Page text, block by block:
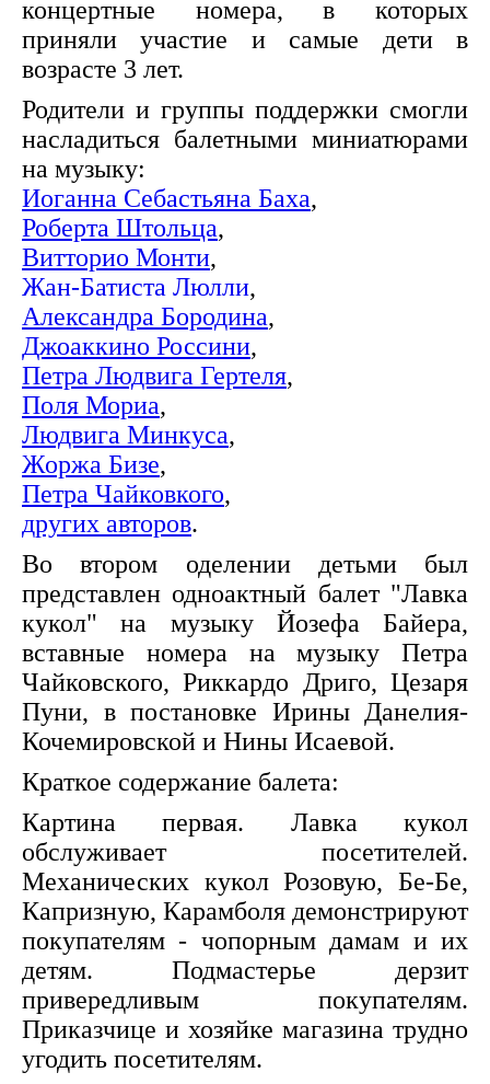
концертные номера, в которых
приняли учаcтие и самые дети в
возрасте 3 лет.
Родители и группы поддержки смогли
насладиться балетными миниатюрами
на музыку:
Иоганна Себастьяна Баха,
Роберта Штольца,
Витторио Монти,
Жан-Батиста Люлли,
Александра Бородина,
Джоаккино Россини,
Петра Людвига Гертеля,
Поля Мориа,
Людвига Минкуса,
Жоржа Бизе,
Петра Чайковкого,
других авторов.
Во втором оделении детьми был
представлен одноактный балет "Лавка
кукол" на музыку Йозефа Байера,
вставные номера на музыку Петра
Чайковского, Риккардо Дриго, Цезаря
Пуни, в постановке Ирины Данелия-
Кочемировской и Нины Исаевой.
Краткое содержание балета:
Картина первая. Лавка кукол
обслуживает посетителей.
Механических кукол Розовую, Бе-Бе,
Капризную, Карамболя демонстрируют
покупателям - чопорным дамам и их
детям. Подмастерье дерзит
привередливым покупателям.
Приказчице и хозяйке магазина трудно
угодить посетителям.